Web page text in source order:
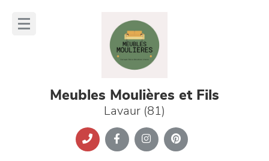
Meubles Moulières et Fils
Lavaur (81)